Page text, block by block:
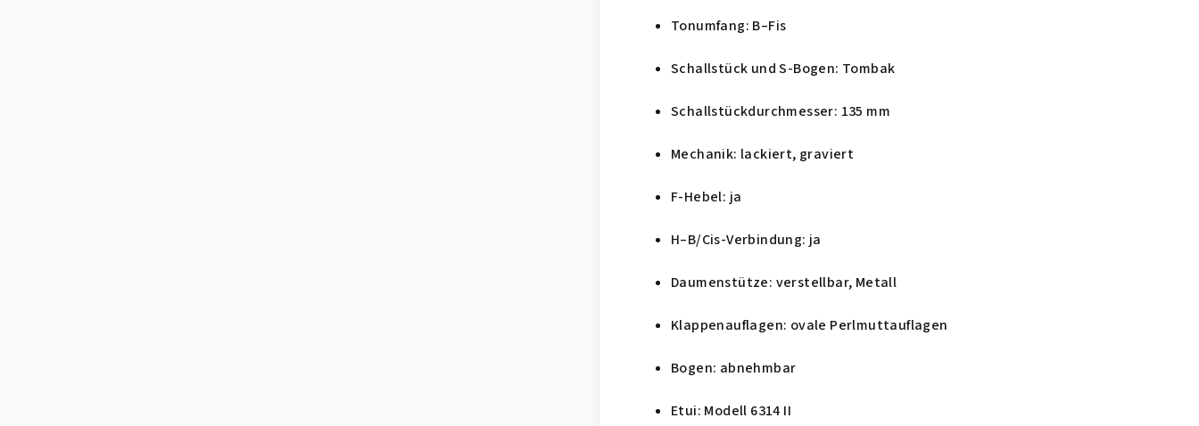
Tonumfang: B–Fis
Schallstück und S-Bogen: Tombak
Schallstückdurchmesser: 135 mm
Mechanik: lackiert, graviert
F-Hebel: ja
H–B/Cis-Verbindung: ja
Daumenstütze: verstellbar, Metall
Klappenauflagen: ovale Perlmuttauflagen
Bogen: abnehmbar
Etui: Modell 6314 II